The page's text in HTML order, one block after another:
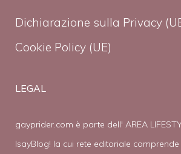
Dichiarazione sulla Privacy
Cookie Policy (UE)
LEGAL
gayprider.com è parte dell' AREA
IsayBlog! la cui rete editoriale